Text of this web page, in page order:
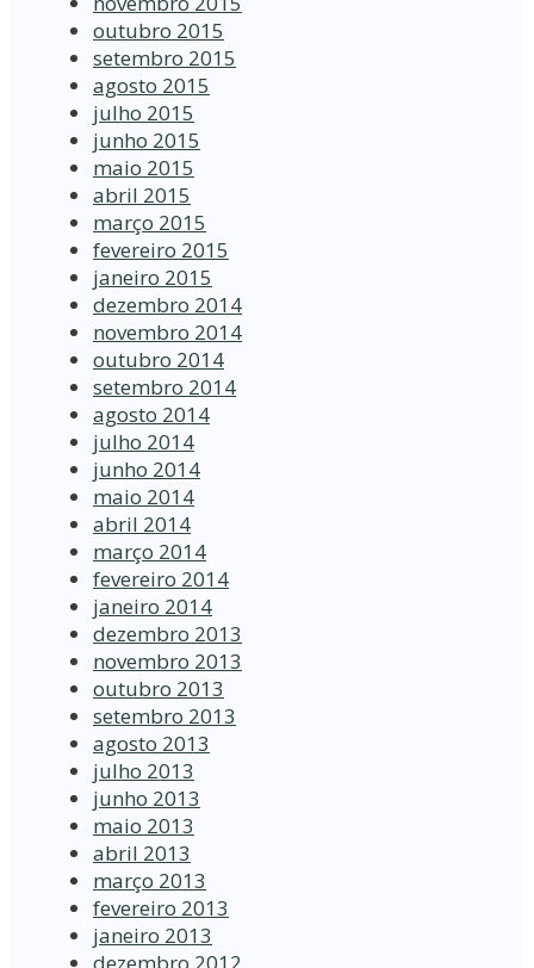
outubro 2015
setembro 2015
agosto 2015
julho 2015
junho 2015
maio 2015
abril 2015
março 2015
fevereiro 2015
janeiro 2015
dezembro 2014
novembro 2014
outubro 2014
setembro 2014
agosto 2014
julho 2014
junho 2014
maio 2014
abril 2014
março 2014
fevereiro 2014
janeiro 2014
dezembro 2013
novembro 2013
outubro 2013
setembro 2013
agosto 2013
julho 2013
junho 2013
maio 2013
abril 2013
março 2013
fevereiro 2013
janeiro 2013